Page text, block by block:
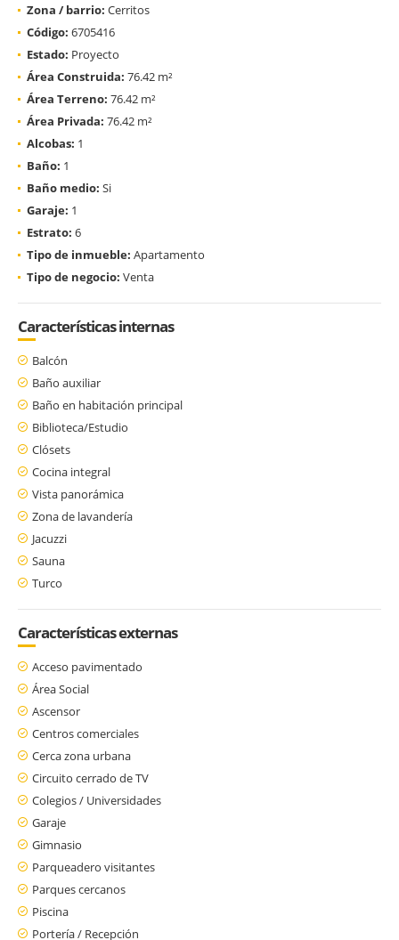
Zona / barrio: Cerritos
Código: 6705416
Estado: Proyecto
Área Construida: 76.42 m²
Área Terreno: 76.42 m²
Área Privada: 76.42 m²
Alcobas: 1
Baño: 1
Baño medio: Si
Garaje: 1
Estrato: 6
Tipo de inmueble: Apartamento
Tipo de negocio: Venta
Características internas
Balcón
Baño auxiliar
Baño en habitación principal
Biblioteca/Estudio
Clósets
Cocina integral
Vista panorámica
Zona de lavandería
Jacuzzi
Sauna
Turco
Características externas
Acceso pavimentado
Área Social
Ascensor
Centros comerciales
Cerca zona urbana
Circuito cerrado de TV
Colegios / Universidades
Garaje
Gimnasio
Parqueadero visitantes
Parques cercanos
Piscina
Portería / Recepción